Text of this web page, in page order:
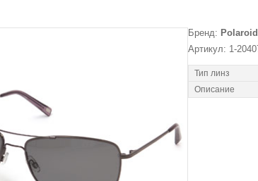
Бренд: Polaroid
Артикул: 1-
Тип линз
Описание